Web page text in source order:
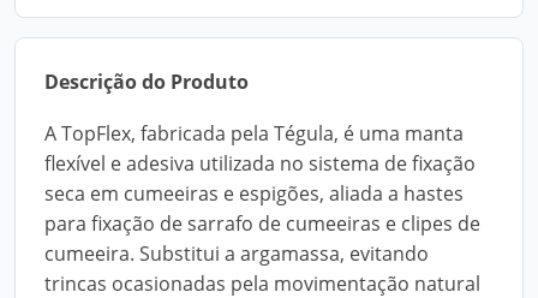
Descrição do Produto
A TopFlex, fabricada pela Tégula, é uma manta
flexível e adesiva utilizada no sistema de fixação
seca em cumeeiras e espigões, aliada a hastes
para fixação de sarrafo de cumeeiras e clipes de
cumeeira. Substitui a argamassa, evitando
trincas ocasionadas pela movimentação natural